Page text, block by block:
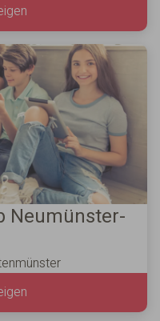
Neumünster-